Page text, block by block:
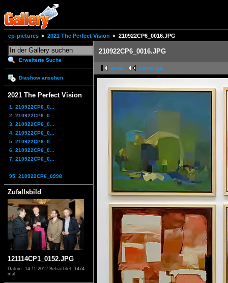
cp-pictures 2021 The Perfect Vision 210922CP6_0016.JPG
Erweiterte Suche
Diashow ansehen
2021 The Perfect Vision
1. 210922CP6_0...
2. 210922CP6_0...
3. 210922CP6_0...
4. 210922CP6_0...
5. 210922CP6_0...
6. 210922CP6_0...
7. 210922CP6_0...
95. 210922CP6_0998
Zufallsbild
121114CP1_0152.JPG
Datum: 14.11.2012 Betrachtet: 1474
mal
210922CP6_0016.JPG
erste vorherige